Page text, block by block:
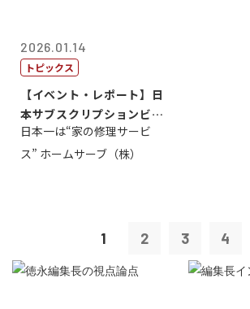
2026.01.14
トピックス
【イベント・レポート】日
本サブスクリプションビジ
ネス大賞20...
日本一は“家の修理サービ
ス” ホームサーブ（株）
1 2 3 4